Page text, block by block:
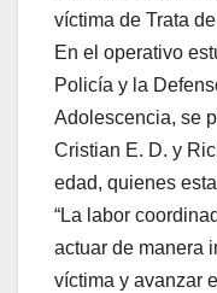
víctima de Trata
En el operativo
Policía y la
Adolescencia, se
Cristian E. D. y
edad, quienes
“La labor
actuar de manera
víctima y avanzar